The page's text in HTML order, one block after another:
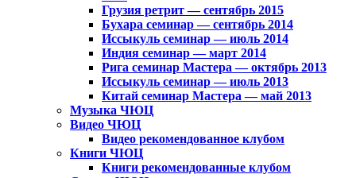
Грузия ретрит — сентябрь 2015
Бухара семинар — сентябрь 2014
Иссыкуль семинар — июль 2014
Индия семинар — март 2014
Рига семинар Мастера — октябрь 2013
Иссыкуль семинар — июль 2013
Китай семинар Мастера — май 2013
Музыка ЧЮЦ
Видео ЧЮЦ
Видео рекомендованное клубом
Книги ЧЮЦ
Книги рекомендованные клубом